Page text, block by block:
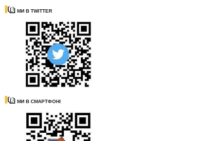
МИ В TWITTER
МИ В СМАРТФОНІ